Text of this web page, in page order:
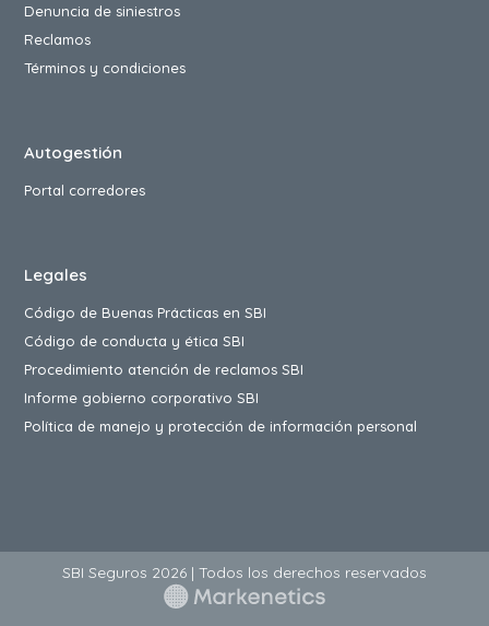
Denuncia de siniestros
Reclamos
Términos y condiciones
Autogestión
Portal corredores
Legales
Código de Buenas Prácticas en SBI
Código de conducta y ética SBI
Procedimiento atención de reclamos SBI
Informe gobierno corporativo SBI
Política de manejo y protección de información personal
SBI Seguros 2026 | Todos los derechos reservados